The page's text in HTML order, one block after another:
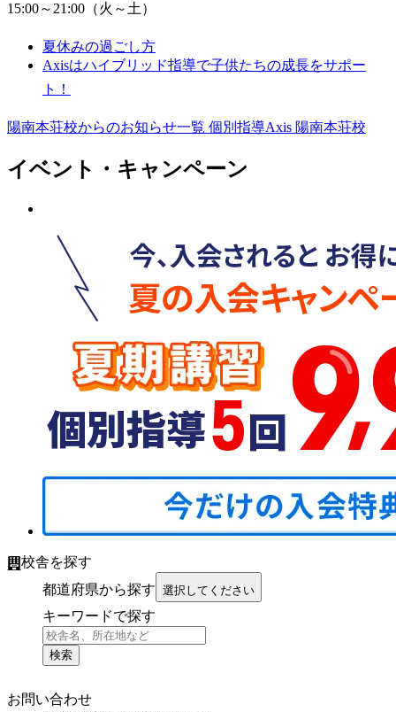
15:00～21:00（火～土）
夏休みの過ごし方
Axisはハイブリッド指導で子供たちの成長をサポー
ト！
陽南本荘校からのお知らせ一覧 個別指導Axis 陽南本荘校
イベント・キャンペーン
校舎を探す
都道府県から探す 選択してください
キーワードで探す
検索
お問い合わせ